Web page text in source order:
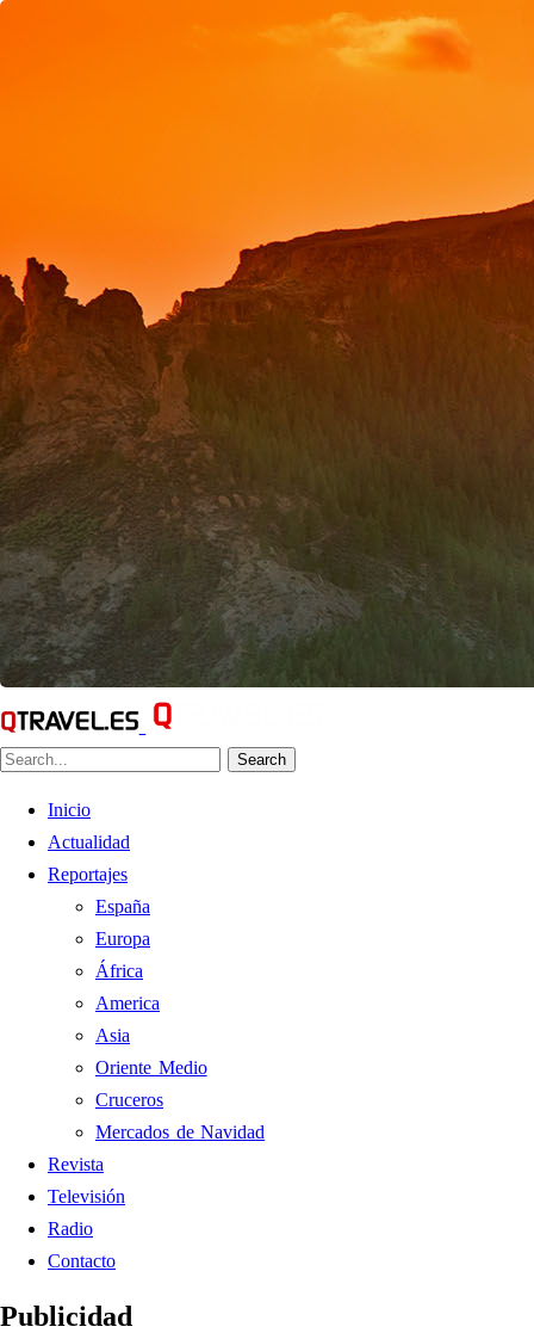
Search
Inicio
Actualidad
Reportajes
España
Europa
África
America
Asia
Oriente Medio
Cruceros
Mercados de Navidad
Revista
Televisión
Radio
Contacto
Publicidad